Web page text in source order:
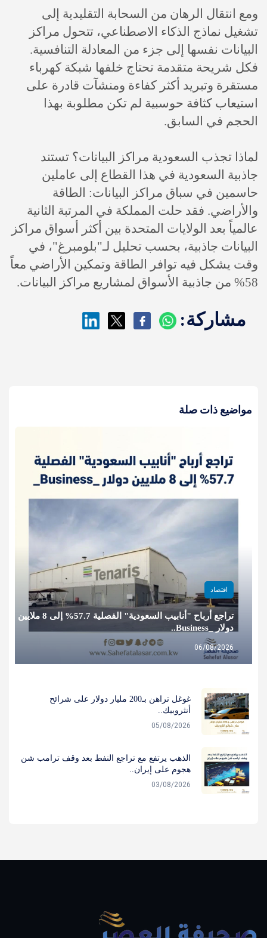
ومع انتقال الرهان من السحابة التقليدية إلى
تشغيل نماذج الذكاء الاصطناعي، تتحول مراكز
البيانات نفسها إلى جزء من المعادلة التنافسية.
فكل شريحة متقدمة تحتاج خلفها شبكة كهرباء
مستقرة وتبريد أكثر كفاءة ومنشآت قادرة على
استيعاب كثافة حوسبية لم تكن مطلوبة بهذا
الحجم في السابق.
لماذا تجذب السعودية مراكز البيانات؟ تستند
جاذبية السعودية في هذا القطاع إلى عاملين
حاسمين في سباق مراكز البيانات: الطاقة
والأراضي. فقد حلت المملكة في المرتبة الثانية
عالمياً بعد الولايات المتحدة بين أكثر أسواق مراكز
البيانات جاذبية، بحسب تحليل لـ"بلومبرغ"، في
وقت يشكل فيه توافر الطاقة وتمكين الأراضي معاً
58% من جاذبية الأسواق لمشاريع مراكز البيانات.
مشاركة:
مواضيع ذات صلة
اقتصاد
تراجع أرباح "أنابيب السعودية" الفصلية 57.7% إلى 8 ملايين
دولار _Business..
06/08/2026
غوغل تراهن بـ200 مليار دولار على شرائح
أنثروبيك..
05/08/2026
الذهب يرتفع مع تراجع النفط بعد وقف ترامب شن
هجوم على إيران..
03/08/2026